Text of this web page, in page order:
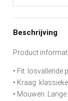
Beschrijving
Product
• Fit: losvallende
• Kraag:
• Mouwen: